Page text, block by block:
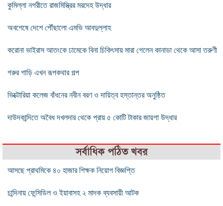
কুমিল্লা নগরীতে রাজমিস্ত্রির মরদেহ উদ্ধার
অবশেষে দেশে পৌঁছালো এমভি আবদুল্লাহ
করোনা ভাইরাস আতংকে ঢামেকে বিনা চিকিৎসায় মারা গেলেন কানাডা থেকে আসা তরুণী
গরুর গাড়ি এখন রূপকথার গল্প
ভিক্টোরিয়া কলেজ বাঁধনের নবীন বরণ ও দায়িত্ব হস্তান্তর অনুষ্ঠিত
দাউদকান্দিতে অবৈধ দখলদার থেকে প্রায় ৫ কোটি টাকার জায়গা উদ্ধার
সর্বাধিক পঠিত খবর
আসছে প্রাথমিকে ৪০ হাজার শিক্ষক নিয়োগ বিজ্ঞপ্তি
চান্দিনায় ফেন্সিডিল ও ইয়াবাসহ ২ মাদক ব্যবসায়ী আটক